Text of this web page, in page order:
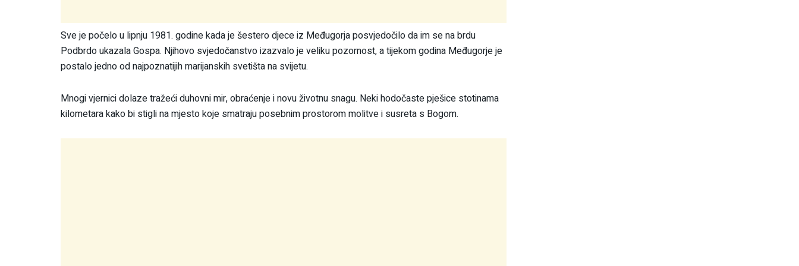
Sve je počelo u lipnju 1981. godine kada je šestero djece iz Međugorja posvjedočilo da im se na brdu
Podbrdo ukazala Gospa. Njihovo svjedočanstvo izazvalo je veliku pozornost, a tijekom godina Međugorje je
postalo jedno od najpoznatijih marijanskih svetišta na svijetu.
Mnogi vjernici dolaze tražeći duhovni mir, obraćenje i novu životnu snagu. Neki hodočaste pješice stotinama
kilometara kako bi stigli na mjesto koje smatraju posebnim prostorom molitve i susreta s Bogom.